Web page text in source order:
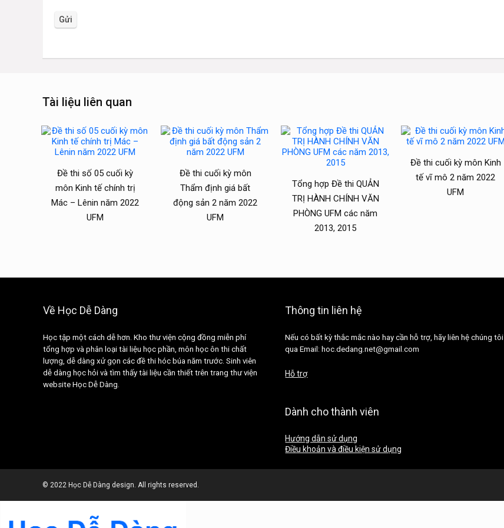
Tài liệu liên quan
Đề thi số 05 cuối kỳ
môn Kinh tế chính trị
Mác – Lênin năm 2022
UFM
Đề thi cuối kỳ môn
Thẩm định giá bất
động sản 2 năm 2022
UFM
Tổng hợp Đề thi QUẢN
TRỊ HÀNH CHÍNH VĂN
PHÒNG UFM các năm
2013, 2015
Đề thi cuối kỳ môn Kinh
tế vĩ mô 2 năm 2022
UFM
Về Học Dễ Dàng
Học tập một cách dễ hơn. Kho thư viện cộng đồng miễn phí
tổng hợp và phân loại tài liệu học phần, môn học ôn thi chất
lượng, dễ dàng xử gọn các đề thi hóc búa năm trước. Sinh viên
dễ dàng học hỏi và tìm thấy tài liệu cần thiết trên trang thư viện
website Học Dễ Dàng.
Thông tin liên hệ
Nếu có bất kỳ thắc mắc nào hay cần hỗ trợ, hãy liên hệ chúng tôi
qua Email: hoc.dedang.net@gmail.com
Hỗ trợ
Dành cho thành viên
Hướng dẫn sử dụng
Điều khoản và điều kiện sử dụng
© 2022 Học Dễ Dàng design. All rights reserved.